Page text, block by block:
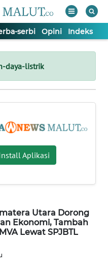
serbi Opini Indeks
daya-listrik
Aplikasi
Utara Dorong
Ekonomi, Tambah
Lewat SPJBTL